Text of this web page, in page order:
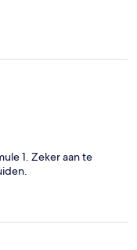
1. Zeker aan te